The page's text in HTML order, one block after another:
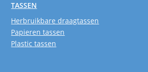
TASSEN
Herbruikbare draagtassen
Papieren tassen
Plastic tassen